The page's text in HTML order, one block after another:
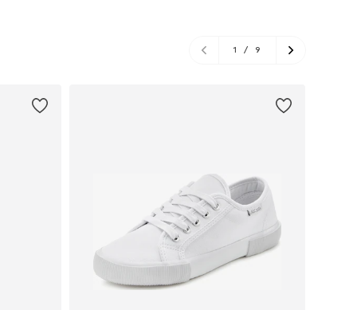
1 / 9